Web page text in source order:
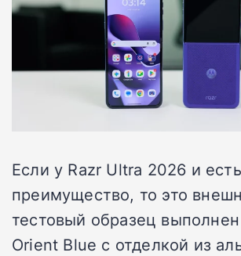
Если у Razr Ultra 2026 и
преимущество, то это
тестовый образец
Orient Blue с отделкой из